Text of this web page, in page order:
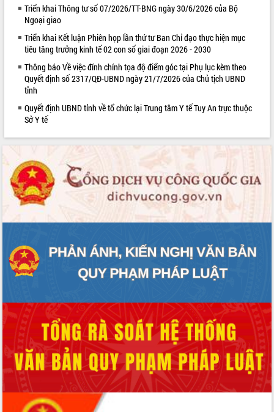
Triển khai Thông tư số 07/2026/TT-BNG ngày 30/6/2026 của Bộ
Ngoại giao
Triển khai Kết luận Phiên họp lần thứ tư Ban Chỉ đạo thực hiện mục
tiêu tăng trưởng kinh tế 02 con số giai đoạn 2026 - 2030
Thông báo Về việc đính chính tọa độ điểm góc tại Phụ lục kèm theo
Quyết định số 2317/QĐ-UBND ngày 21/7/2026 của Chủ tịch UBND
tỉnh
Quyết định UBND tỉnh về tổ chức lại Trung tâm Y tế Tuy An trực thuộc
Sở Y tế